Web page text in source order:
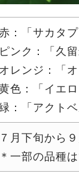
：「サカタ
ピンク：「久
オレンジ：「
色：「イエロ
：「アクトベ
７月下旬から
＊一部の品種